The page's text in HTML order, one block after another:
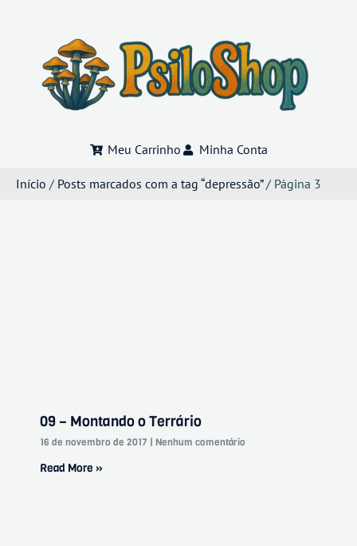
Meu Carrinho Minha Conta
Início / Posts marcados com a tag “depressão”/ Página 3
09 – Montando o Terrário
16 de novembro de 2017 Nenhum comentário
Read More »